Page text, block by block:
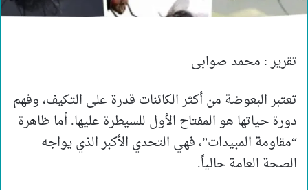
تقرير : محمد صوابى
تعتبر البعوضة من أكثر الكائنات قدرة على التكيف، وفهم
دورة حياتها هو المفتاح الأول للسيطرة عليها. أما ظاهرة
“مقاومة المبيدات”، فهي التحدي الأكبر الذي يواجه
الصحة العامة حالياً.